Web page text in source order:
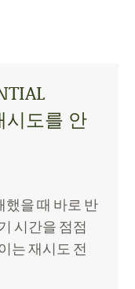
시도를 안
했을 때 바로 반
시간을 점점
는 재시도 전